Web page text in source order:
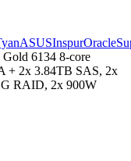
ASUSInspurOracle
6134 8-core
+ 2x 3.84TB SAS, 2x
RAID, 2x 900W